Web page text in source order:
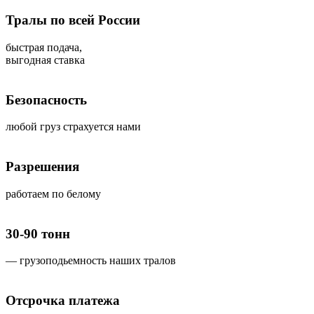
Тралы по всей России
быстрая подача,
выгодная ставка
Безопасность
любой груз страхуется нами
Разрешения
работаем по белому
30-90 тонн
— грузоподьемность наших тралов
Отсрочка платежа